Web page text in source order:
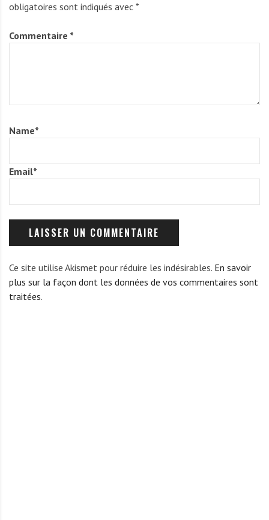
obligatoires sont indiqués avec *
Commentaire *
Name*
Email*
Ce site utilise Akismet pour réduire les indésirables. En savoir
plus sur la façon dont les données de vos commentaires sont
traitées.